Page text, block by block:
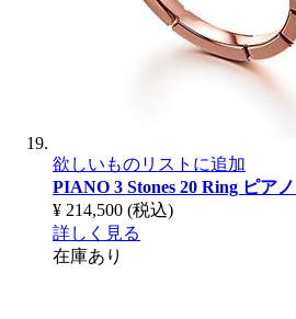
欲しいものリストに追加
PIANO 3 Stones 20 Ring ピア
¥ 214,500 (税込)
詳しく見る
在庫あり